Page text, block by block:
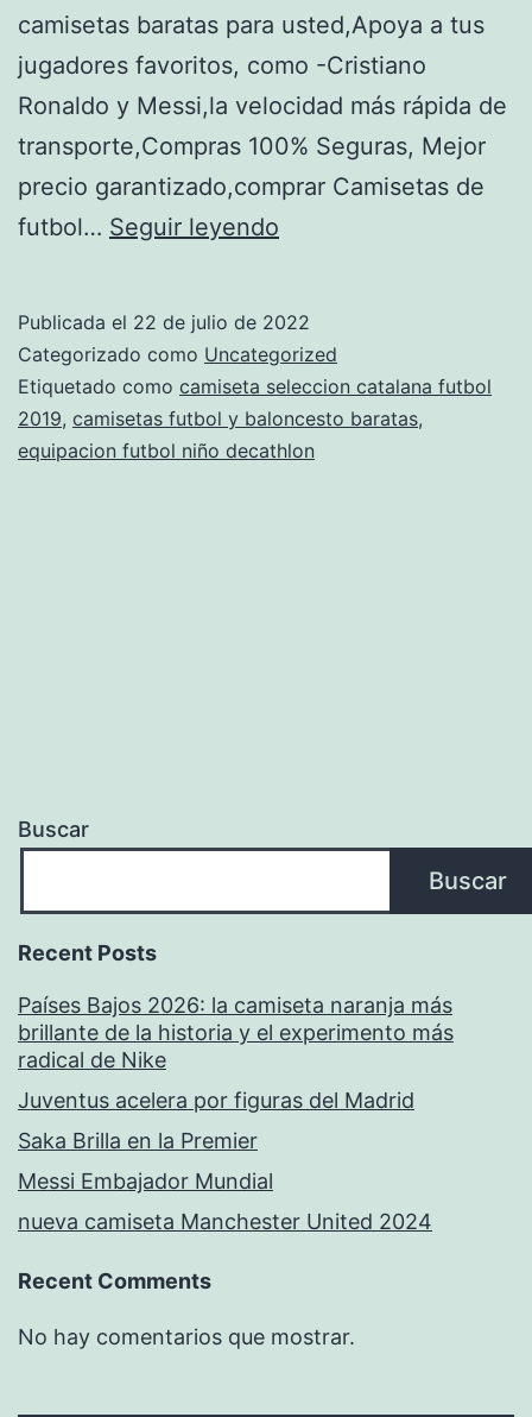
camisetas baratas para usted,Apoya a tus
jugadores favoritos, como -Cristiano
Ronaldo y Messi,la velocidad más rápida de
transporte,Compras 100% Seguras, Mejor
precio garantizado,comprar Camisetas de
futbol… Seguir leyendo
Selección
Española
Publicada el 22 de julio de 2022
Categorizado como Uncategorized
Etiquetado como camiseta seleccion catalana futbol
2019, camisetas futbol y baloncesto baratas,
equipacion futbol niño decathlon
Buscar
Buscar
Recent Posts
Países Bajos 2026: la camiseta naranja más
brillante de la historia y el experimento más
radical de Nike
Juventus acelera por figuras del Madrid
Saka Brilla en la Premier
Messi Embajador Mundial
nueva camiseta Manchester United 2024
Recent Comments
No hay comentarios que mostrar.